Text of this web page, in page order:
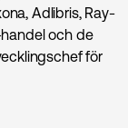
Adlibris, Ray-
handel och de
för